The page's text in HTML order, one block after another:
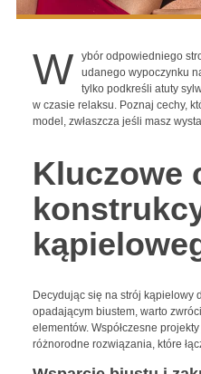
W
ybór odpowiedniego
udanego wypoczynku
tylko podkreśli atuty
w czasie relaksu. Poznaj cechy,
model, zwłaszcza jeśli masz
Kluczowe
Decydując się na strój kąpielowy
opadającym biustem, warto
elementów. Współczesne projekty
różnorodne rozwiązania, które